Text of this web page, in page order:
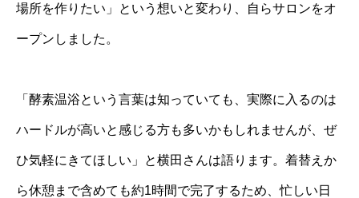
場所を作りたい」という想いと変わり、自らサロンをオ
ープンしました。
「酵素温浴という言葉は知っていても、実際に入るのは
ハードルが高いと感じる方も多いかもしれませんが、ぜ
ひ気軽にきてほしい」と横田さんは語ります。着替えか
ら休憩まで含めても約1時間で完了するため、忙しい日